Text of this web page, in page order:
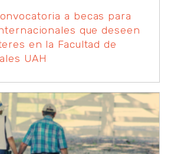
a becas para
que deseen
en la Facultad de
UAH